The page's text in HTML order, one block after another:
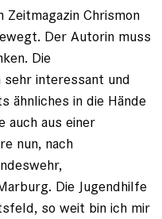
Chrismon
Der Autorin muss
Die
interessant und
ähnliches in die Hände
auch aus einer
nun, nach
Die Jugendhilfe
so weit bin ich mir